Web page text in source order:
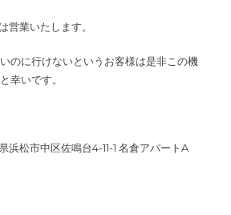
営業いたします。
のに行けないというお客様は是非この機
幸いです。
浜松市中区佐鳴台4-11-1 名倉アパートA